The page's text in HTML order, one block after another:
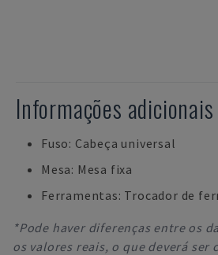
Informações adicionais
Fuso: Cabeça universal
Mesa: Mesa fixa
Ferramentas: Trocador de
*Pode haver diferenças entre os
os valores reais, o que deverá ser